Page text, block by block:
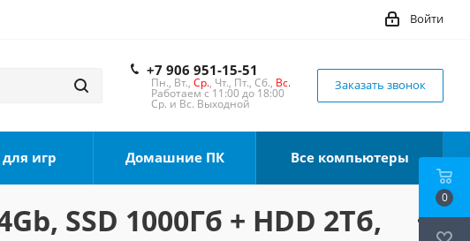
Войти
+7 906 951-15-51
Пн., Вт., Ср., Чт., Пт., Сб., Вс.
Работаем с 11:00 до 18:00
Ср. и Вс. Выходной
Заказать звонок
игр Домашние ПК Все компьютеры
SSD 1000Гб + HDD 2Тб,
0